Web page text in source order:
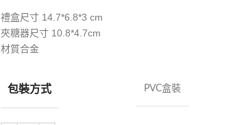
禮盒尺寸 14.7*6.8*3 cm
夾糖器尺寸 10.8*4.7cm
材質合金
包裝方式 PVC盒裝